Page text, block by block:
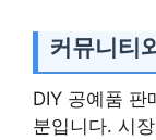
커뮤니티
DIY 공예품 판
분입니다. 시